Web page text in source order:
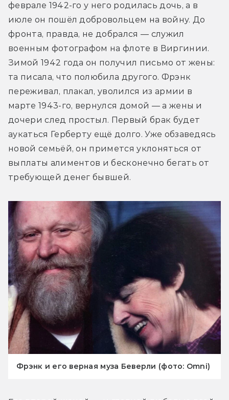
феврале 1942-го у него родилась дочь, а в
июле он пошёл добровольцем на войну. До
фронта, правда, не добрался — служил
военным фотографом на флоте в Виргинии.
Зимой 1942 года он получил письмо от жены:
та писала, что полюбила другого. Фрэнк
переживал, плакал, уволился из армии в
марте 1943-го, вернулся домой — а жены и
дочери след простыл. Первый брак будет
аукаться Герберту ещё долго. Уже обзаведясь
новой семьёй, он примется уклоняться от
выплаты алиментов и бесконечно бегать от
требующей денег бывшей.
Фрэнк и его верная муза Беверли (фото: Omni)